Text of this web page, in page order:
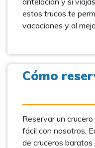
estos trucos te
vacaciones y al
Cómo
Reservar un
fácil con nosotros.
de cruceros baratos